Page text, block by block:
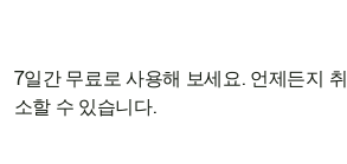
7일간 무료로 사용해 보세요. 언제든지 취
소할 수 있습니다.